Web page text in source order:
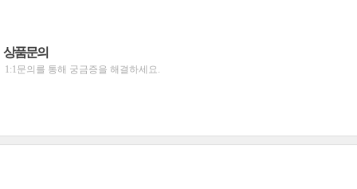
상품문의
1:1문의를 통해 궁금증을 해결하세요.